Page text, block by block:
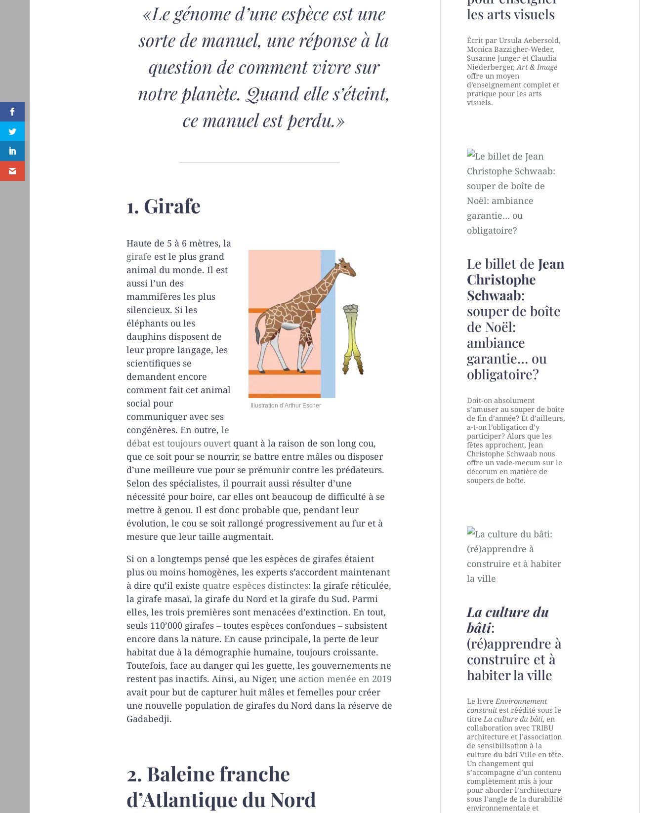
«Le génome d’une espèce est une
sorte de manuel, une réponse à la
question de comment vivre sur
notre planète. Quand elle s’éteint,
ce manuel est perdu.»
1. Girafe
Illustration d’Arthur Escher
Haute de 5 à 6 mètres, la
girafe est le plus grand
animal du monde. Il est
aussi l’un des
mammifères les plus
silencieux. Si les
éléphants ou les
dauphins disposent de
leur propre langage, les
scientifiques se
demandent encore
comment fait cet animal
social pour
communiquer avec ses
congénères. En outre, le
débat est toujours ouvertquant à la raison de son long cou,
que ce soit pour se nourrir, se battre entre mâles ou disposer
d’une meilleure vue pour se prémunir contre les prédateurs.
Selon des spécialistes, il pourrait aussi résulterd’une
nécessité pour boire, car elles ont beaucoup de difficulté à se
mettre à genou. Il est donc probable que, pendant leur
évolution, le cou se soit rallongé progressivement au fur et à
mesure que leur taille augmentait.
Si on a longtemps pensé que les espèces de girafes étaient
plus ou moins homogènes, les experts s’accordent maintenant
à dire qu’il existe quatre espèces distinctes: la girafe réticulée,
la girafe masaï, la girafe du Nord et la girafe du Sud. Parmi
elles, les trois premières sont menacées d’extinction. En tout,
seuls 110’000 girafes – toutes espèces confondues – subsistent
encore dans la nature. En cause principale, la perte de leur
habitat due à la démographie humaine, toujours croissante.
Toutefois, face au danger qui les guette, les gouvernements ne
restent pas inactifs. Ainsi, au Niger, une action menée en 2019
avait pour but de capturer huit mâles et femelles pour créer
une nouvelle population de girafes du Nord dans la réserve de
Gadabedji.
2. Baleine franche
d’Atlantique du Nord
les arts visuels
Écrit par Ursula Aebersold,
Monica Bazzigher-Weder,
Susanne Junger et Claudia
Niederberger, Art & Image
offre un moyen
d’enseignement complet et
pratique pour les arts
visuels.
Le billet de Jean
Christophe
Schwaab:
souper de boîte
de Noël:
ambiance
garantie… ou
obligatoire?
Doit-on absolument
s’amuser au souper de boîte
de fin d’année? Et d’ailleurs,
a-t-on l’obligation d’y
participer? Alors que les
fêtes approchent, Jean
Christophe Schwaab nous
offre un vade-mecum sur le
décorum en matière de
soupers de boîte.
La culture du
bâti:
(ré)apprendre à
construire et à
habiter la ville
Le livre Environnement
construitest réédité sous le
titre La culture du bâti, en
collaboration avec TRIBU
architecture et l’association
de sensibilisation à la
culture du bâti Ville en tête.
Un changement qui
s’accompagne d’un contenu
complètement mis à jour
pour aborder l’architecture
sous l’angle de la durabilité
environnementale et